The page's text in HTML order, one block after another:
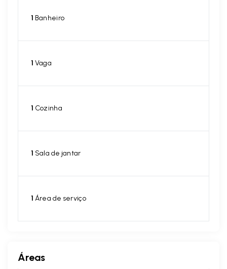
1 Banheiro
1 Vaga
1 Cozinha
1 Sala de jantar
1 Área de serviço
Áreas